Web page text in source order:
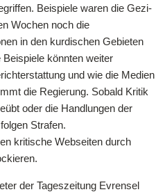
Beispiele waren die Gezi-
Wochen noch die
in den kurdischen Gebieten
könnten weiter
und wie die Medien
die Regierung. Sobald Kritik
oder die Handlungen der
Strafen.
kritische Webseiten durch
der Tageszeitung Evrensel